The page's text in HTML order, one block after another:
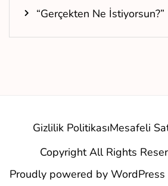
“Gerçekten Ne İstiyorsun?”
Gizlilik PolitikasıMesafeli
Copyright All Rights
Proudly powered by WordPress